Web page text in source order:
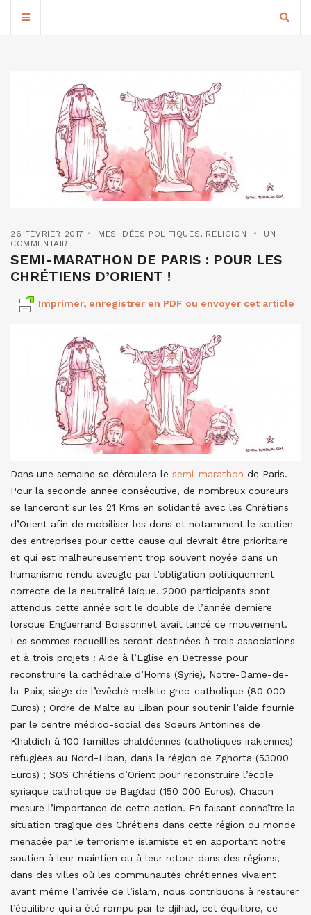
26 FÉVRIER 2017 MES IDÉES POLITIQUES, RELIGION
UN
COMMENTAIRE
SEMI-MARATHON DE PARIS : POUR LES
CHRÉTIENS D’ORIENT !
Imprimer, enregistrer en PDF ou envoyer cet article
Dans une semaine se déroulera le semi-marathon de Paris.
Pour la seconde année consécutive, de nombreux coureurs
se lanceront sur les 21 Kms en solidarité avec les Chrétiens
d’Orient afin de mobiliser les dons et notamment le soutien
des entreprises pour cette cause qui devrait être prioritaire
et qui est malheureusement trop souvent noyée dans un
humanisme rendu aveugle par l’obligation politiquement
correcte de la neutralité laïque. 2000 participants sont
attendus cette année soit le double de l’année dernière
lorsque Enguerrand Boissonnet avait lancé ce mouvement.
Les sommes recueillies seront destinées à trois associations
et à trois projets : Aide à l’Eglise en Détresse pour
reconstruire la cathédrale d’Homs (Syrie), Notre-Dame-de-
la-Paix, siège de l’évêché melkite grec-catholique (80 000
Euros) ; Ordre de Malte au Liban pour soutenir l’aide fournie
par le centre médico-social des Soeurs Antonines de
Khaldieh à 100 familles chaldéennes (catholiques irakiennes)
réfugiées au Nord-Liban, dans la région de Zghorta (53000
Euros) ; SOS Chrétiens d’Orient pour reconstruire l’école
syriaque catholique de Bagdad (150 000 Euros). Chacun
mesure l’importance de cette action. En faisant connaître la
situation tragique des Chrétiens dans cette région du monde
menacée par le terrorisme islamiste et en apportant notre
soutien à leur maintien ou à leur retour dans des régions,
dans des villes où les communautés chrétiennes vivaient
avant même l’arrivée de l’islam, nous contribuons à restaurer
l’équilibre qui a été rompu par le djihad, cet équilibre, ce